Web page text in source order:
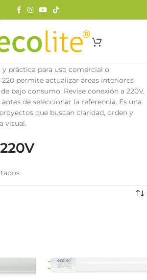
práctica para uso comercial o
permite actualizar áreas interiores
bajo consumo. Revise conexión a 220V,
de seleccionar la referencia. Es una
que buscan claridad, orden y
visual.